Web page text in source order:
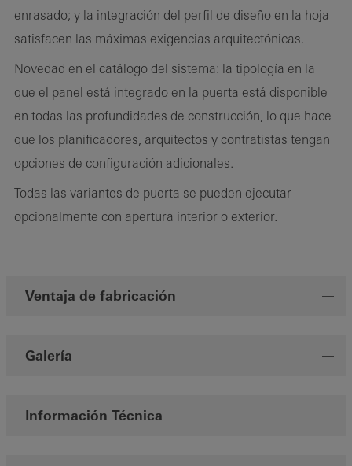
enrasado; y la integración del perfil de diseño en la hoja
satisfacen las máximas exigencias arquitectónicas.
Novedad en el catálogo del sistema: la tipología en la
que el panel está integrado en la puerta está disponible
en todas las profundidades de construcción, lo que hace
que los planificadores, arquitectos y contratistas tengan
opciones de configuración adicionales.
Todas las variantes de puerta se pueden ejecutar
opcionalmente con apertura interior o exterior.
Ventaja de fabricación
Galería
Información Técnica